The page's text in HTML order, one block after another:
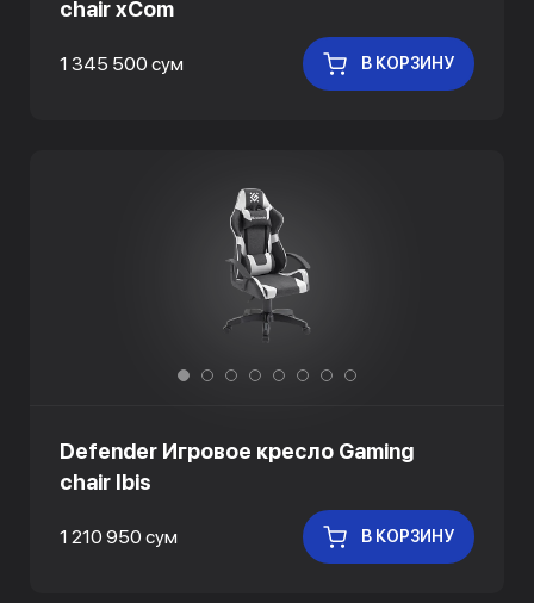
chair xCom
1 345 500 сум В КОРЗИНУ
Defender Игровое кресло Gaming
chair Ibis
1 210 950 сум В КОРЗИНУ